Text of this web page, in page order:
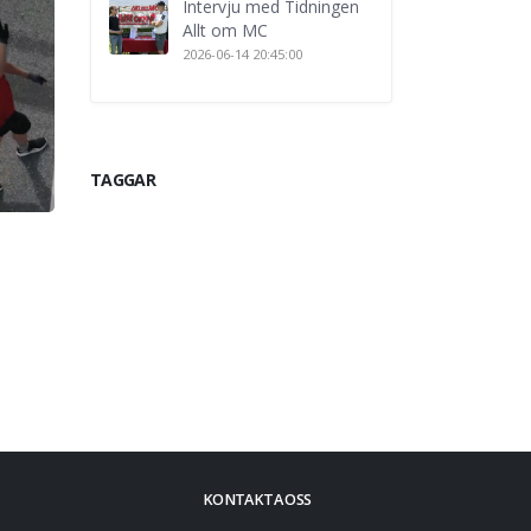
Intervju med Tidningen
Allt om MC
2026-06-14 20:45:00
TAGGAR
KONTAKTA OSS